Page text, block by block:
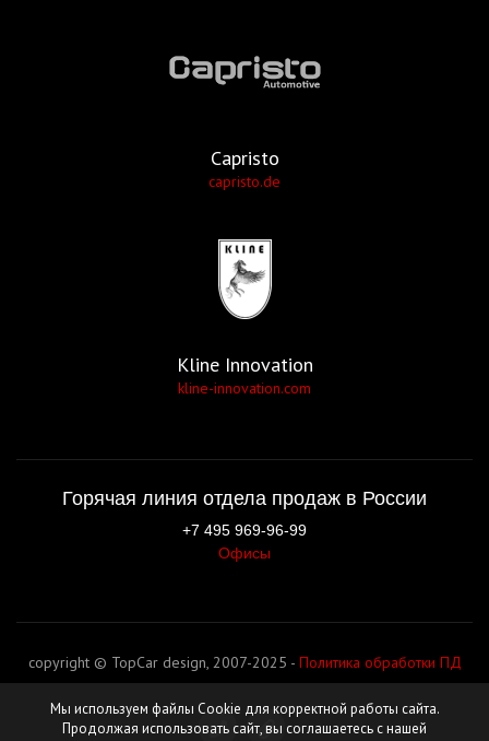
Capristo
capristo.de
Kline Innovation
kline-innovation.com
Горячая линия отдела продаж в России
+7 495 969-96-99
Офисы
copyright © TopCar design, 2007-2025 - Политика обработки ПД
Мы используем файлы Cookie для корректной работы сайта.
Продолжая использовать сайт, вы соглашаетесь с нашей